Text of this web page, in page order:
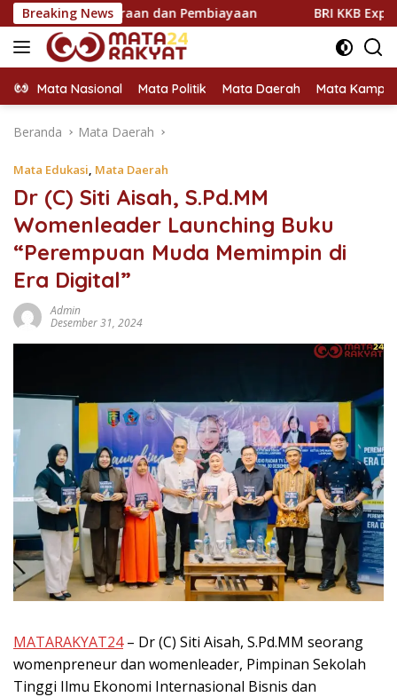
Langsung
ke
konten
Breaking News
dan Pembiayaan BRI KKB Expo Hadir di
Mata Nasional Mata Politik Mata Daerah Mata
Beranda Mata Daerah
Mata Edukasi, Mata Daerah
Dr (C) Siti Aisah, S.Pd.MM
Womenleader Launching Buku
“Perempuan Muda Memimpin di
Era Digital”
Admin
Desember 31, 2024
MATARAKYAT24– Dr (C) Siti Aisah, S.Pd.MM seorang
womenpreneur dan womenleader, Pimpinan Sekolah
Tinggi Ilmu Ekonomi Internasional Bisnis dan